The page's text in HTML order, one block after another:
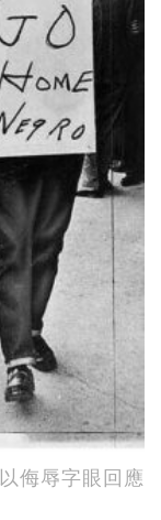
侮辱字眼回應